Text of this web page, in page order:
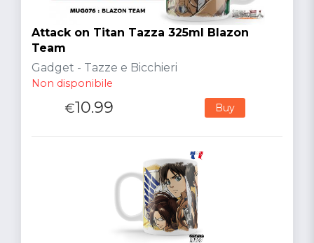
Attack on Titan Tazza 325ml Blazon
Team
Gadget - Tazze e Bicchieri
Non disponibile
€10.99 Buy